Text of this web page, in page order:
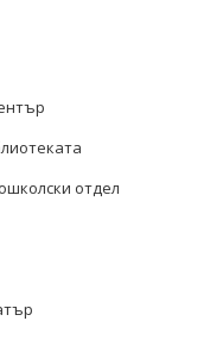
отдел